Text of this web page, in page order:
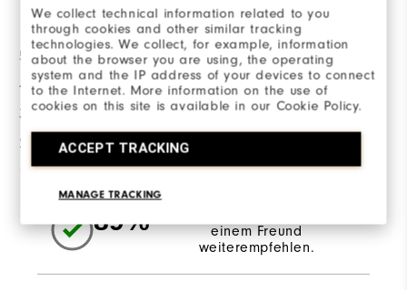
We collect technical information related to you
through cookies and other similar tracking
technologies. We collect, for example, information
about the browser you are using, the operating
system and the IP address of your devices to connect
to the Internet. More information on the use of
cookies on this site is available in our Cookie Policy.
ACCEPT TRACKING
MANAGE TRACKING
Bewertungsverteilung
5 Sterne
4 Sterne 1
3 Sterne
2 Sterne
1 Stern 1
89%
einem Freund
weiterempfehlen.